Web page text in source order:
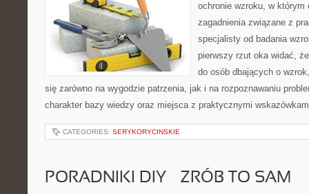
ochronie wzroku, w
zagadnienia związane z
specjalisty od badania
pierwszy rzut oka widać,
do osób dbających o
się zarówno na wygodzie patrzenia, jak i na rozpoznawaniu
charakter bazy wiedzy oraz miejsca z praktycznymi
CATEGORIES: SERYKORYCINSKIE
PORADNIKI DIY – ZRÓB TO SAM